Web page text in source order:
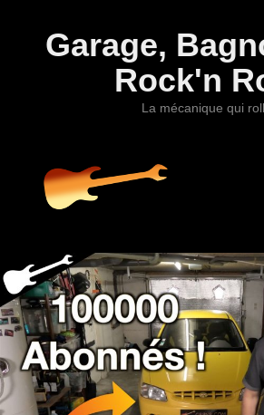
Garage,
Rock'n
La mécanique qui roll